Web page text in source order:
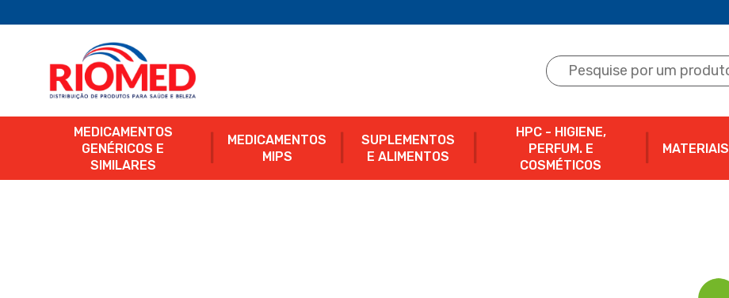
MEDICAMENTOS
GENÉRICOS E
SIMILARES
MEDICAMENTOS
MIPS
SUPLEMENTOS
E ALIMENTOS
HPC - HIGIENE,
PERFUM. E
COSMÉTICOS
MATERIAIS